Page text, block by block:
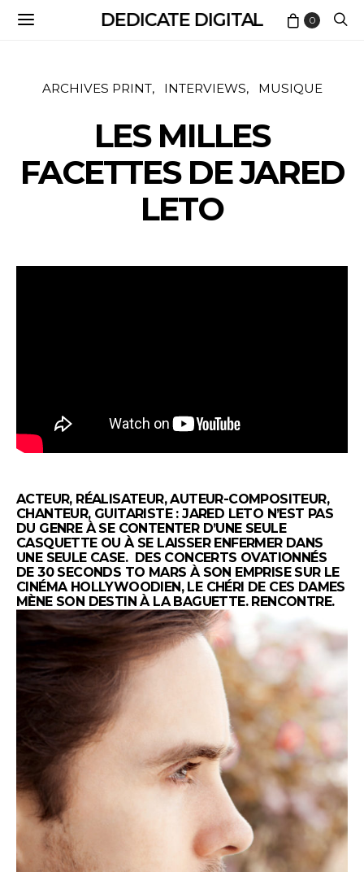
DEDICATE DIGITAL 0
ARCHIVES PRINT INTERVIEWS MUSIQUE
LES MILLES
FACETTES DE JARED
LETO
ACTEUR, RÉALISATEUR, AUTEUR-COMPOSITEUR,
CHANTEUR, GUITARISTE : JARED LETO N’EST PAS
DU GENRE À SE CONTENTER D’UNE SEULE
CASQUETTE OU À SE LAISSER ENFERMER DANS
UNE SEULE CASE. DES CONCERTS OVATIONNÉS
DE 30 SECONDS TO MARS À SON EMPRISE SUR LE
CINÉMA HOLLYWOODIEN, LE CHÉRI DE CES DAMES
MÈNE SON DESTIN À LA BAGUETTE. RENCONTRE.